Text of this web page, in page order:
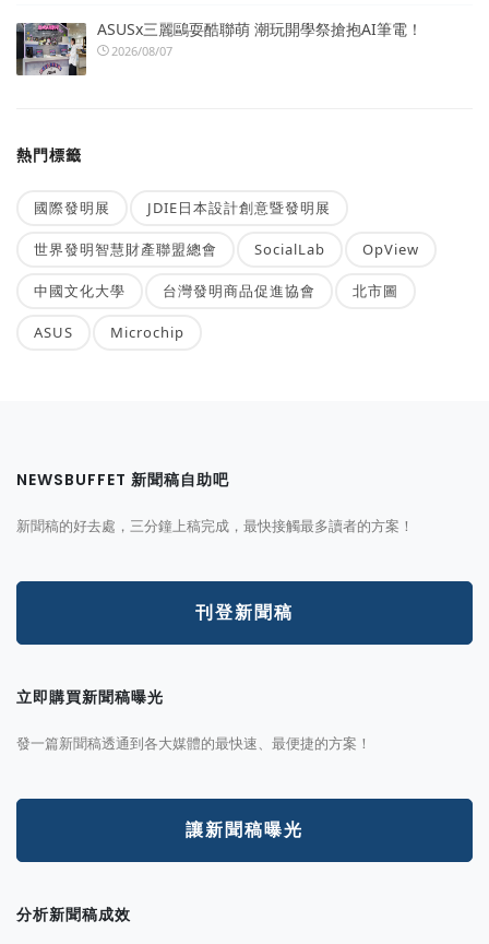
ASUSx三麗鷗耍酷聯萌 潮玩開學祭搶抱AI筆電！
2026/08/07
熱門標籤
國際發明展 JDIE日本設計創意暨發明展
世界發明智慧財產聯盟總會 SocialLab OpView
中國文化大學 台灣發明商品促進協會 北市圖
ASUS Microchip
NEWSBUFFET 新聞稿自助吧
新聞稿的好去處，三分鐘上稿完成，最快接觸最多讀者的方案！
刊登新聞稿
立即購買新聞稿曝光
發一篇新聞稿透通到各大媒體的最快速、最便捷的方案！
讓新聞稿曝光
分析新聞稿成效